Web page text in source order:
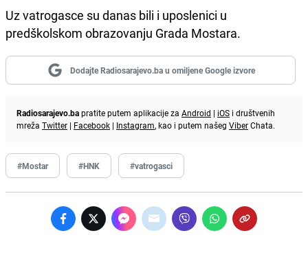
Uz vatrogasce su danas bili i uposlenici u
predškolskom obrazovanju Grada Mostara.
Dodajte Radiosarajevo.ba u omiljene Google izvore
Radiosarajevo.bapratite putem aplikacije za Android | iOS i društvenih
mreža Twitter | Facebook | Instagram, kao i putem našeg ViberChata.
#Mostar #HNK #vatrogasci